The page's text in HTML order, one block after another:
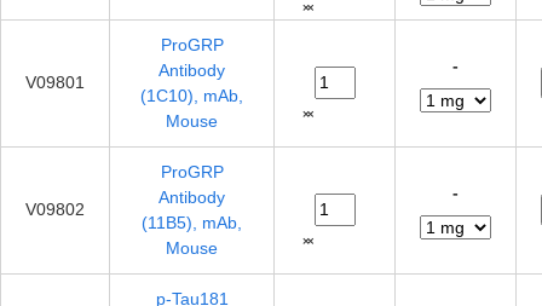
V09801
ProGRP
Antibody
(1C10), mAb,
Mouse
-
V09802
ProGRP
Antibody
(11B5), mAb,
Mouse
-
p-Tau181